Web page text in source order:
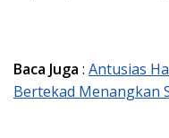
Baca Juga : Antusias
Bertekad Menangkan